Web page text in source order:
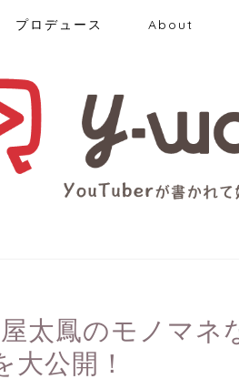
プロデュース About
太鳳のモノマネ
公開！